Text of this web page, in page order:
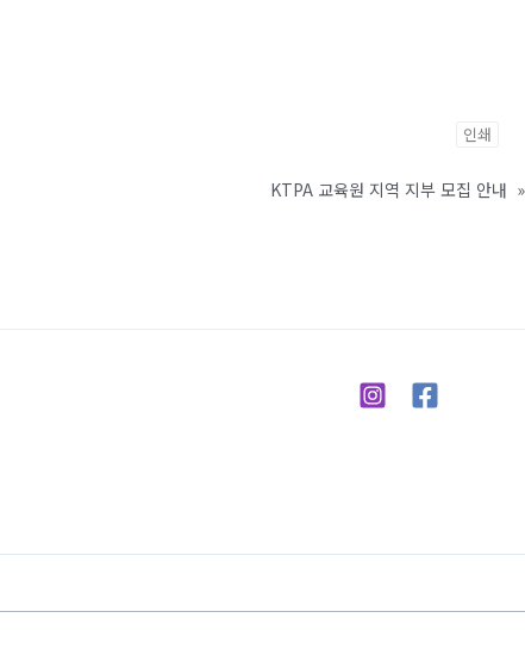
인쇄
KTPA 교육원 지역 지부 모집 안내 »